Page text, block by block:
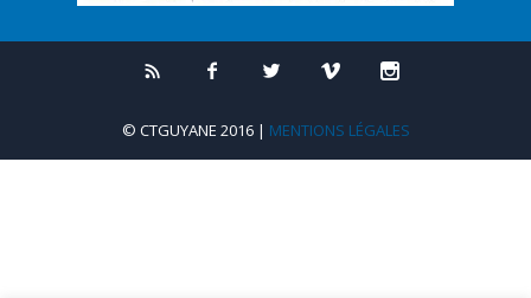
© CTGUYANE 2016 | MENTIONS LÉGALES